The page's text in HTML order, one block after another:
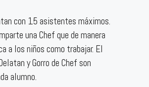
con 15 asistentes máximos.
una Chef que de manera
a los niños como trabajar. El
y Gorro de Chef son
alumno.